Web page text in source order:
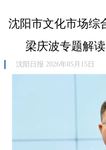
沈阳市文化市场综
梁庆波专题解
沈阳日报 2026年05月15日